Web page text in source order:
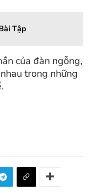
Tập
của đàn ngỗng,
trong những